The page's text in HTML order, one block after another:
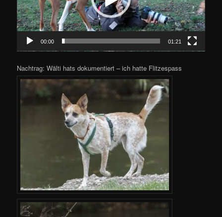
00:00 01:21
Nachtrag: Wälti hats dokumentiert – ich hatte Flitzespass